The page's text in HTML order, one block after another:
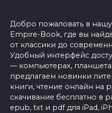
Добро пожаловать в
Empire-Book, где вы
от классики до
Удобный интерфейс
— компьютерах,
предлагаем новинки
книги, чтение онлайн на
скачивание бесплатно в
epub, txt и pdf для iPad,